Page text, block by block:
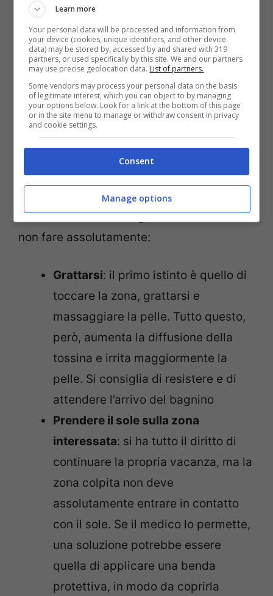
Meduse, ecco che cosa non fare in caso di punture:
sbagliano in tantissimi – viagginews.com
Moltissime persone tendono a ricorrere a
rimedi di fortuna, credendo che siano
efficaci, o a compiere azioni
assolutamente sconsigliate. Ecco che cosa
non fare assolutamente:
Grattarsi: il primo istinto è quello di
toccare la zona, grattarsi e
massaggiare la pelle. Tutto questo,
però, aumenta la diffusione della
tossina e irrita maggiormente la
pelle. Si consiglia di resistere e di
attendere l’arrivo del bagnino
Prendere il sole sulla zona
interessata: si ha tutto il diritto di
continuare la propria vacanza, ma la
zona colpita non deve
assolutamente entrare in contatto
con il sole. Se il medico lo permette,
una soluzione potrebbe essere
quella di applicare una benda
protettiva, in modo da coprirla
Learn more
Your personal data will be processed and information from
your device (cookies, unique identifiers, and other device
data) may be stored by, accessed by and shared with 319
partners, or used specifically by this site. We and our partners
may use precise geolocation data. List of partners.
Some vendors may process your personal data on the basis
of legitimate interest, which you can object to by managing
your options below. Look for a link at the bottom of this page
or in the site menu to manage or withdraw consent in privacy
and cookie settings.
Consent
Manage options